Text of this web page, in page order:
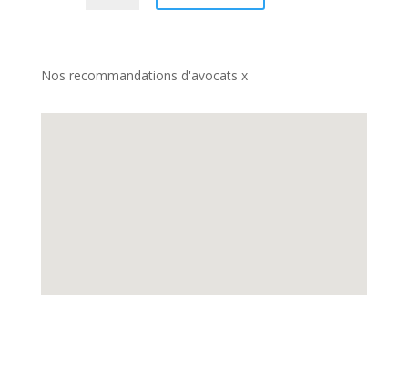
Nos recommandations d'avocats x